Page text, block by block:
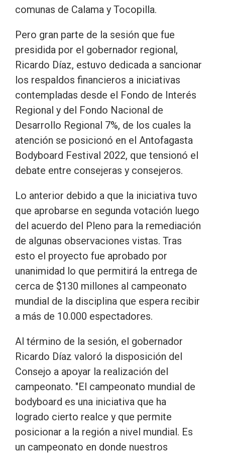
comunas de Calama y Tocopilla.
Pero gran parte de la sesión que fue
presidida por el gobernador regional,
Ricardo Díaz, estuvo dedicada a sancionar
los respaldos financieros a iniciativas
contempladas desde el Fondo de Interés
Regional y del Fondo Nacional de
Desarrollo Regional 7%, de los cuales la
atención se posicionó en el Antofagasta
Bodyboard Festival 2022, que tensionó el
debate entre consejeras y consejeros.
Lo anterior debido a que la iniciativa tuvo
que aprobarse en segunda votación luego
del acuerdo del Pleno para la remediación
de algunas observaciones vistas. Tras
esto el proyecto fue aprobado por
unanimidad lo que permitirá la entrega de
cerca de $130 millones al campeonato
mundial de la disciplina que espera recibir
a más de 10.000 espectadores.
Al término de la sesión, el gobernador
Ricardo Díaz valoró la disposición del
Consejo a apoyar la realización del
campeonato. "El campeonato mundial de
bodyboard es una iniciativa que ha
logrado cierto realce y que permite
posicionar a la región a nivel mundial. Es
un campeonato en donde nuestros